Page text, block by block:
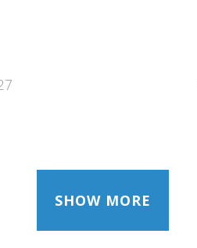
SHOW MORE